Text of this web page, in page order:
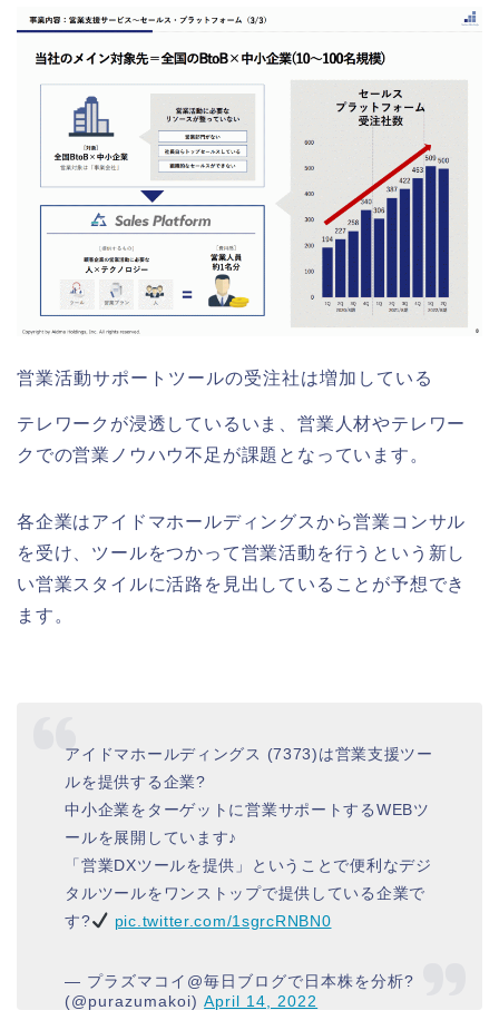
営業活動サポートツールの受注社は増加している
テレワークが浸透しているいま、営業人材やテレワー
クでの営業ノウハウ不足が課題となっています。
各企業はアイドマホールディングスから営業コンサル
を受け、ツールをつかって営業活動を行うという新し
い営業スタイルに活路を見出していることが予想でき
ます。
アイドマホールディングス (7373)は営業支援ツー
ルを提供する企業?
中小企業をターゲットに営業サポートするWEBツ
ールを展開しています♪
「営業DXツールを提供」ということで便利なデジ
タルツールをワンストップで提供している企業で
す?
pic.twitter.com/1sgrcRNBN0
— プラズマコイ@毎日ブログで日本株を分析?
(@purazumakoi)April 14, 2022